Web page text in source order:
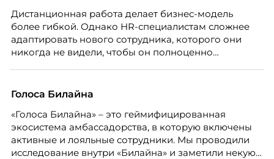
почему устаревшие представления мешают
бизнесу находить и удерживать сильных
сотрудников.
Дистанционная работа делает бизнес-модель
более гибкой. Однако HR-специалистам сложнее
адаптировать нового сотрудника, которого они
никогда не видели, чтобы он полноценно
Голоса Билайна
«Голоса Билайна» – это геймифицированная
экосистема амбассадорства, в которую включены
активные и лояльные сотрудники. Мы проводили
исследование внутри «Билайна» и заметили некую